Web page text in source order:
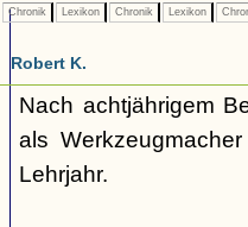
Chronik Lexikon Chronik Lexikon
Robert K.
Nach achtjährigem
als
Lehrjahr.